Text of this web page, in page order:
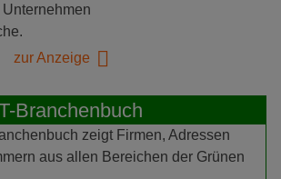
zur Anzeige
Branchenbuch
zeigt Firmen, Adressen
aus allen Bereichen der Grünen